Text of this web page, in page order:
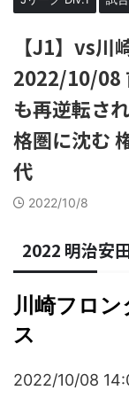
【J1】vs川
2022/10/08
も再逆転さ
格圏に沈む
代
2022/10/8
2022 明治安
川崎フロ
ス
2022/10/08